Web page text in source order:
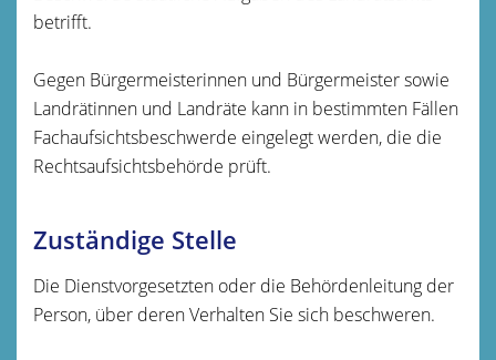
betrifft.
Gegen Bürgermeisterinnen und Bürgermeister sowie
Landrätinnen und Landräte kann in bestimmten Fällen
Fachaufsichtsbeschwerde eingelegt werden, die die
Rechtsaufsichtsbehörde prüft.
Zuständige Stelle
Die Dienstvorgesetzten oder die Behördenleitung der
Person, über deren Verhalten Sie sich beschweren.